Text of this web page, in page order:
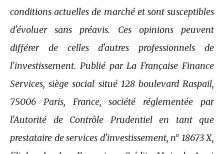
conditions actuelles de marché et sont susceptibles
d'évoluer sans préavis. Ces opinions peuvent
différer de celles d'autres professionnels de
l'investissement. Publié par La Française Finance
Services, siège social situé 128 boulevard Raspail,
75006 Paris, France, société réglementée par
l'Autorité de Contrôle Prudentiel en tant que
prestataire de services d'investissement, n° 18673 X,